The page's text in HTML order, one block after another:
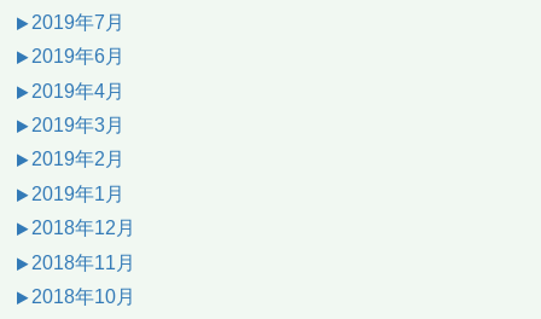
2019年7月
2019年6月
2019年4月
2019年3月
2019年2月
2019年1月
2018年12月
2018年11月
2018年10月